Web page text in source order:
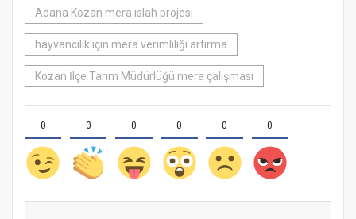
Adana Kozan mera ıslah projesi
hayvancılık için mera verimliliği artırma
Kozan İlçe Tarım Müdürlüğü mera çalışması
0 0 0 0 0 0